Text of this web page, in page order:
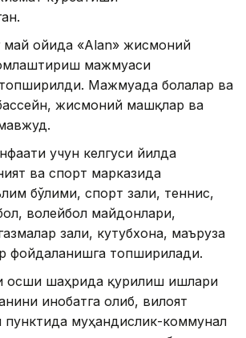
ойида «Alan» жисмоний
мажмуаси
Мажмуада болалар ва
жисмоний машқлар ва
учун келгуси йилда
ва спорт марказида
бўлими, спорт зали, теннис,
​​волейбол майдонлари,
зали, кутубхона, маъруза
фойдаланишга топширилади.
Қосши шаҳрида қурилиш ишлари
инобатга олиб, вилоят
пунктида муҳандислик-коммунал